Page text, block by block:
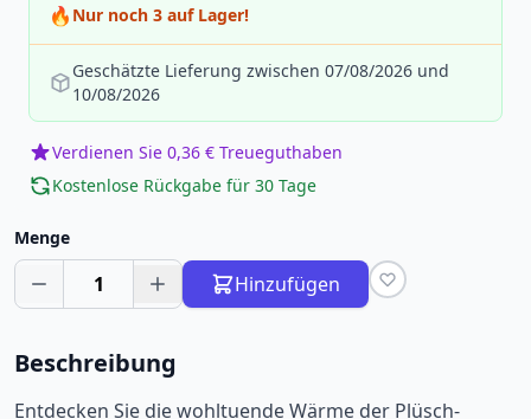
🔥 Nur noch 3 auf Lager!
Geschätzte Lieferung zwischen 07/08/2026 und
10/08/2026
Verdienen Sie 0,36 € Treueguthaben
Kostenlose Rückgabe für 30 Tage
Menge
1 Hinzufügen
Beschreibung
Entdecken Sie die wohltuende Wärme der Plüsch-